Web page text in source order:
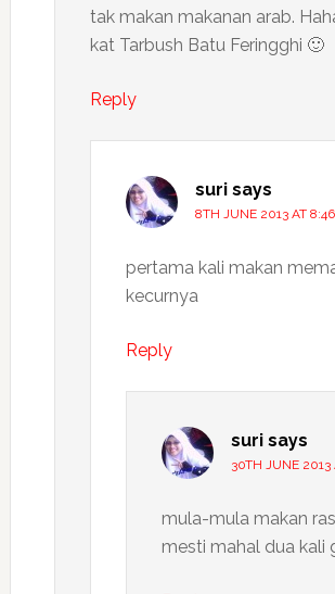
tak makan makanan arab.
kat Tarbush Batu Feringghi 🙂
Reply
suri says
8TH JUNE 2013 AT
pertama kali makan
kecurnya
Reply
suri says
30TH JUNE 2013
mula-mula makan
mesti mahal dua kali